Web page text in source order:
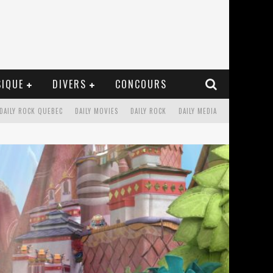
DIVERS CONCOURS
DAILY MEDIA
DAILY ROCK
DAILY MOVIES
DAILY ROCK QUEBEC